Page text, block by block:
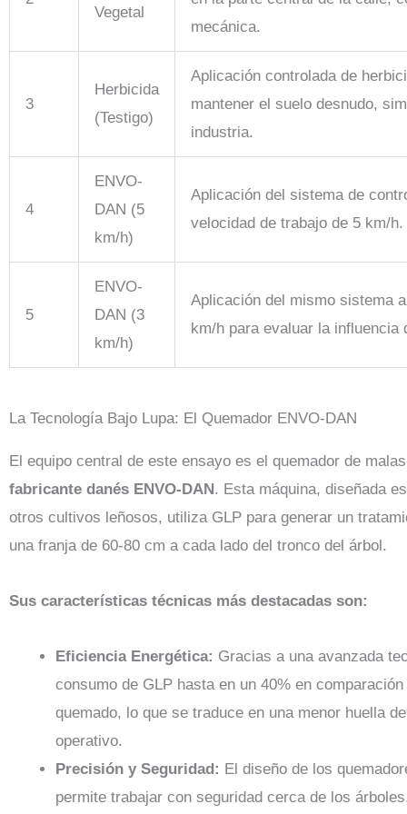
Vegetal
mecánica.
3
Herbicida
(Testigo)
Aplicación controlada de
mantener el suelo desnudo,
industria.
4
ENVO-
DAN (5
km/h)
Aplicación del sistema de
velocidad de trabajo de 5 km/h.
5
ENVO-
DAN (3
km/h)
Aplicación del mismo sistema
km/h para evaluar la
La Tecnología Bajo Lupa: El Quemador ENVO-DAN
El equipo central de este ensayo es el quemador de
fabricante danés ENVO-DAN . Esta máquina, diseñada
otros cultivos leñosos, utiliza GLP para generar un
una franja de 60-80 cm a cada lado del tronco del árbol.
Sus características técnicas más destacadas son:
Eficiencia Energética: Gracias a una avanzada
consumo de GLP hasta en un 40% en
quemado, lo que se traduce en una menor huella
operativo.
Precisión y Seguridad: El diseño de los
permite trabajar con seguridad cerca de los